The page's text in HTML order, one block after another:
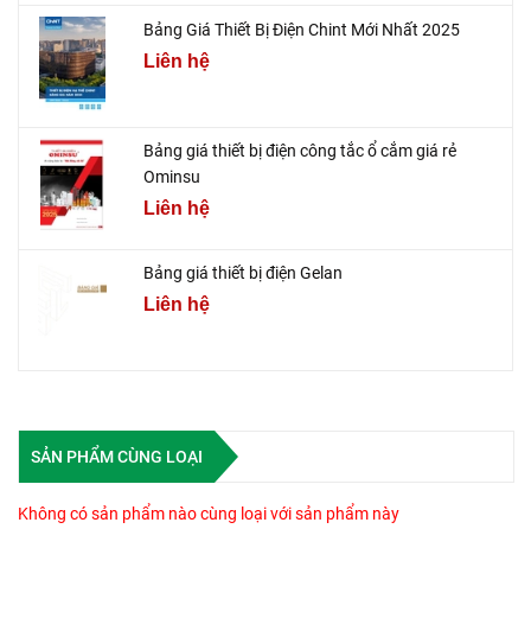
Bảng Giá Thiết Bị Điện Chint Mới Nhất 2025
Liên hệ
Bảng giá thiết bị điện công tắc ổ cắm giá rẻ
Ominsu
Liên hệ
Bảng giá thiết bị điện Gelan
Liên hệ
SẢN PHẨM CÙNG LOẠI
Không có sản phẩm nào cùng loại với sản phẩm này